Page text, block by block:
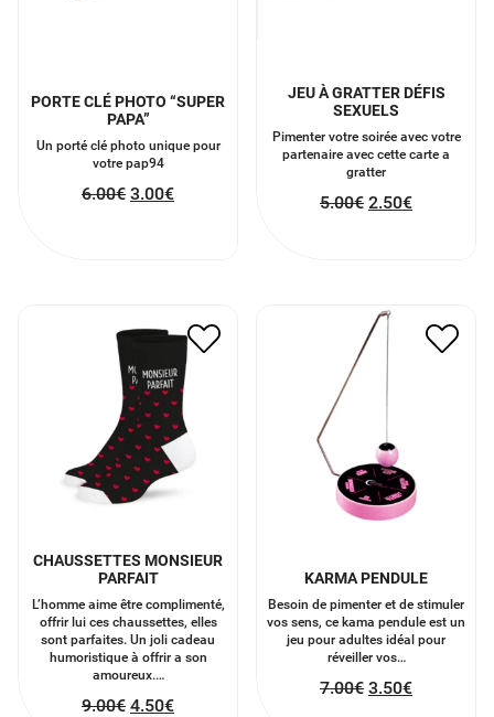
PORTE CLÉ PHOTO “SUPER
PAPA”
Un porté clé photo unique pour
votre pap94
6.00€ 3.00€
JEU À GRATTER DÉFIS
SEXUELS
Pimenter votre soirée avec votre
partenaire avec cette carte a
gratter
5.00€ 2.50€
€ 4.50€
CHAUSSETTES MONSIEUR
PARFAIT
L’homme aime être complimenté,
offrir lui ces chaussettes, elles
sont parfaites. Un joli cadeau
humoristique à offrir a son
amoureux.…
9.00€ 4.50€
3.50
KARMA PENDULE
Besoin de pimenter et de stimuler
vos sens, ce kama pendule est un
jeu pour adultes idéal pour
réveiller vos…
7.00€ 3.50€